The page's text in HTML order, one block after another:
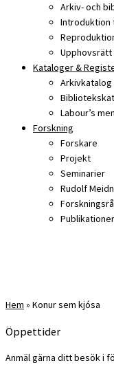
Arkiv- och
Introduktion
Upphovsrätt
Kataloger &
Arkivkatalog
Labour’s
Forskning
Forskare
Projekt
Seminarier
Rudolf
Publikationer
Hem » Konur sem kjósa
Öppettider
Anmäl gärna ditt besök i